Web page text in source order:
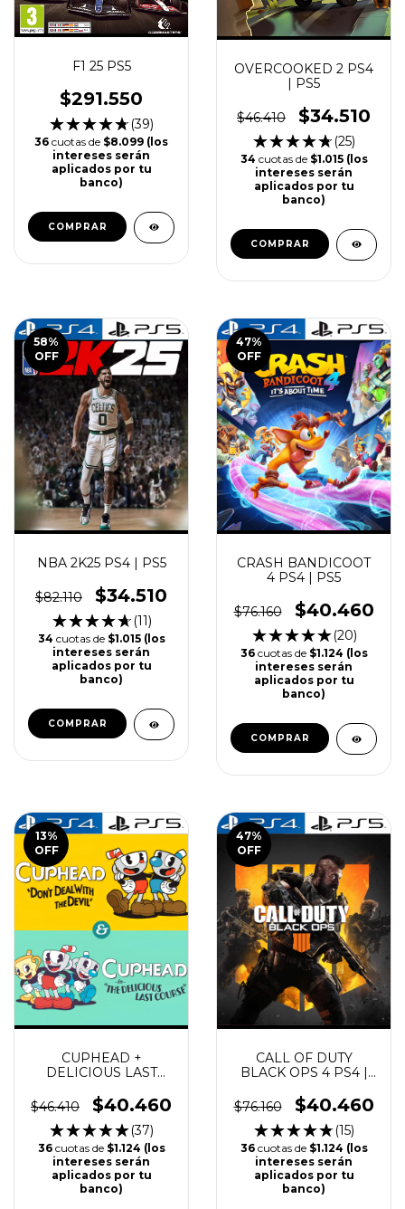
F1 25 PS5
$291.550
(39)
36 cuotas de $8.099 (los
intereses serán
aplicados por tu
banco)
COMPRAR
OVERCOOKED 2 PS4
| PS5
$46.410 $34.510
(25)
34 cuotas de $1.015 (los
intereses serán
aplicados por tu
banco)
COMPRAR
58%
OFF
NBA 2K25 PS4 | PS5
$82.110 $34.510
(11)
34 cuotas de $1.015 (los
intereses serán
aplicados por tu
banco)
COMPRAR
47%
OFF
CRASH BANDICOOT
4 PS4 | PS5
$76.160 $40.460
(20)
36 cuotas de $1.124 (los
intereses serán
aplicados por tu
banco)
COMPRAR
13%
OFF
CUPHEAD +
DELICIOUS LAST
PS5
$46.410 $40.460
(37)
36 cuotas de $1.124 (los
intereses serán
aplicados por tu
banco)
47%
OFF
CALL OF DUTY
BLACK OPS 4 PS4 |
$76.160
$40.460
(15)
36 cuotas de $1.124 (los
intereses serán
aplicados por tu
banco)